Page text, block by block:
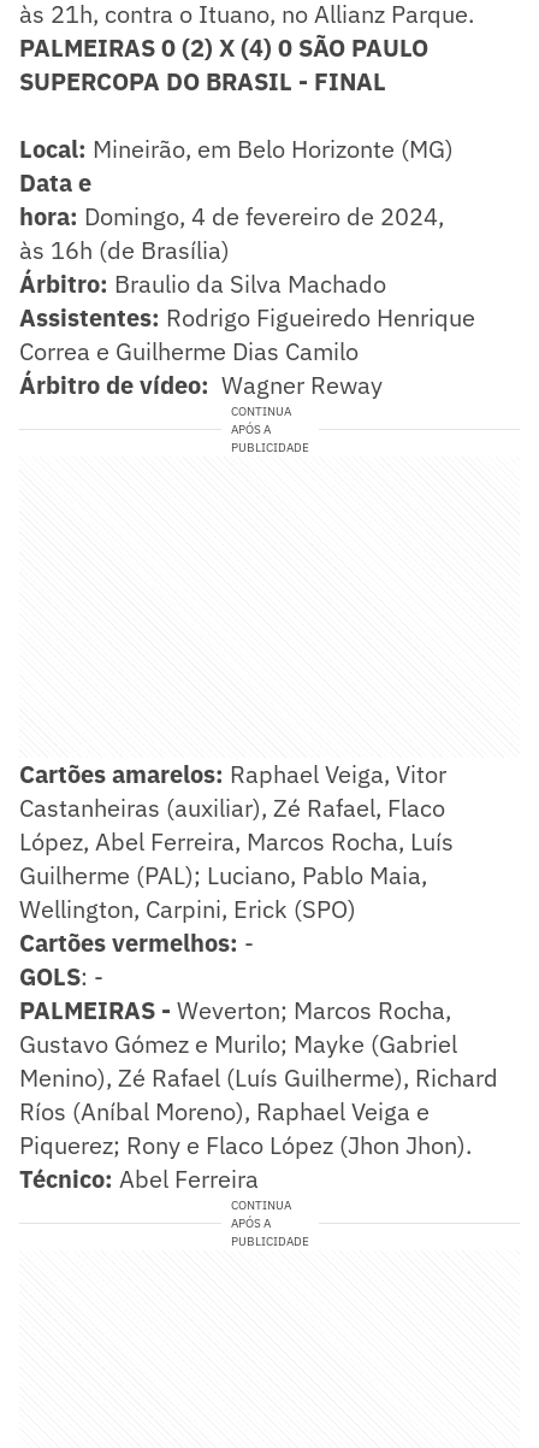
às 21h, contra o Ituano, no Allianz Parque.
PALMEIRAS 0 (2) X (4) 0 SÃO PAULO
SUPERCOPA DO BRASIL - FINAL
Local: Mineirão, em Belo Horizonte (MG)
Data e
hora: Domingo, 4 de fevereiro de 2024,
às 16h (de Brasília)
Árbitro: Braulio da Silva Machado
Assistentes: Rodrigo Figueiredo Henrique
Correa e Guilherme Dias Camilo
Árbitro de vídeo: Wagner Reway
CONTINUA
APÓS A
PUBLICIDADE
Cartões amarelos: Raphael Veiga, Vitor
Castanheiras (auxiliar), Zé Rafael, Flaco
López, Abel Ferreira, Marcos Rocha, Luís
Guilherme (PAL); Luciano, Pablo Maia,
Wellington, Carpini, Erick (SPO)
Cartões vermelhos: -
GOLS: -
PALMEIRAS - Weverton; Marcos Rocha,
Gustavo Gómez e Murilo; Mayke (Gabriel
Menino), Zé Rafael (Luís Guilherme), Richard
Ríos (Aníbal Moreno), Raphael Veiga e
Piquerez; Rony e Flaco López (Jhon Jhon).
Técnico: Abel Ferreira
CONTINUA
APÓS A
PUBLICIDADE